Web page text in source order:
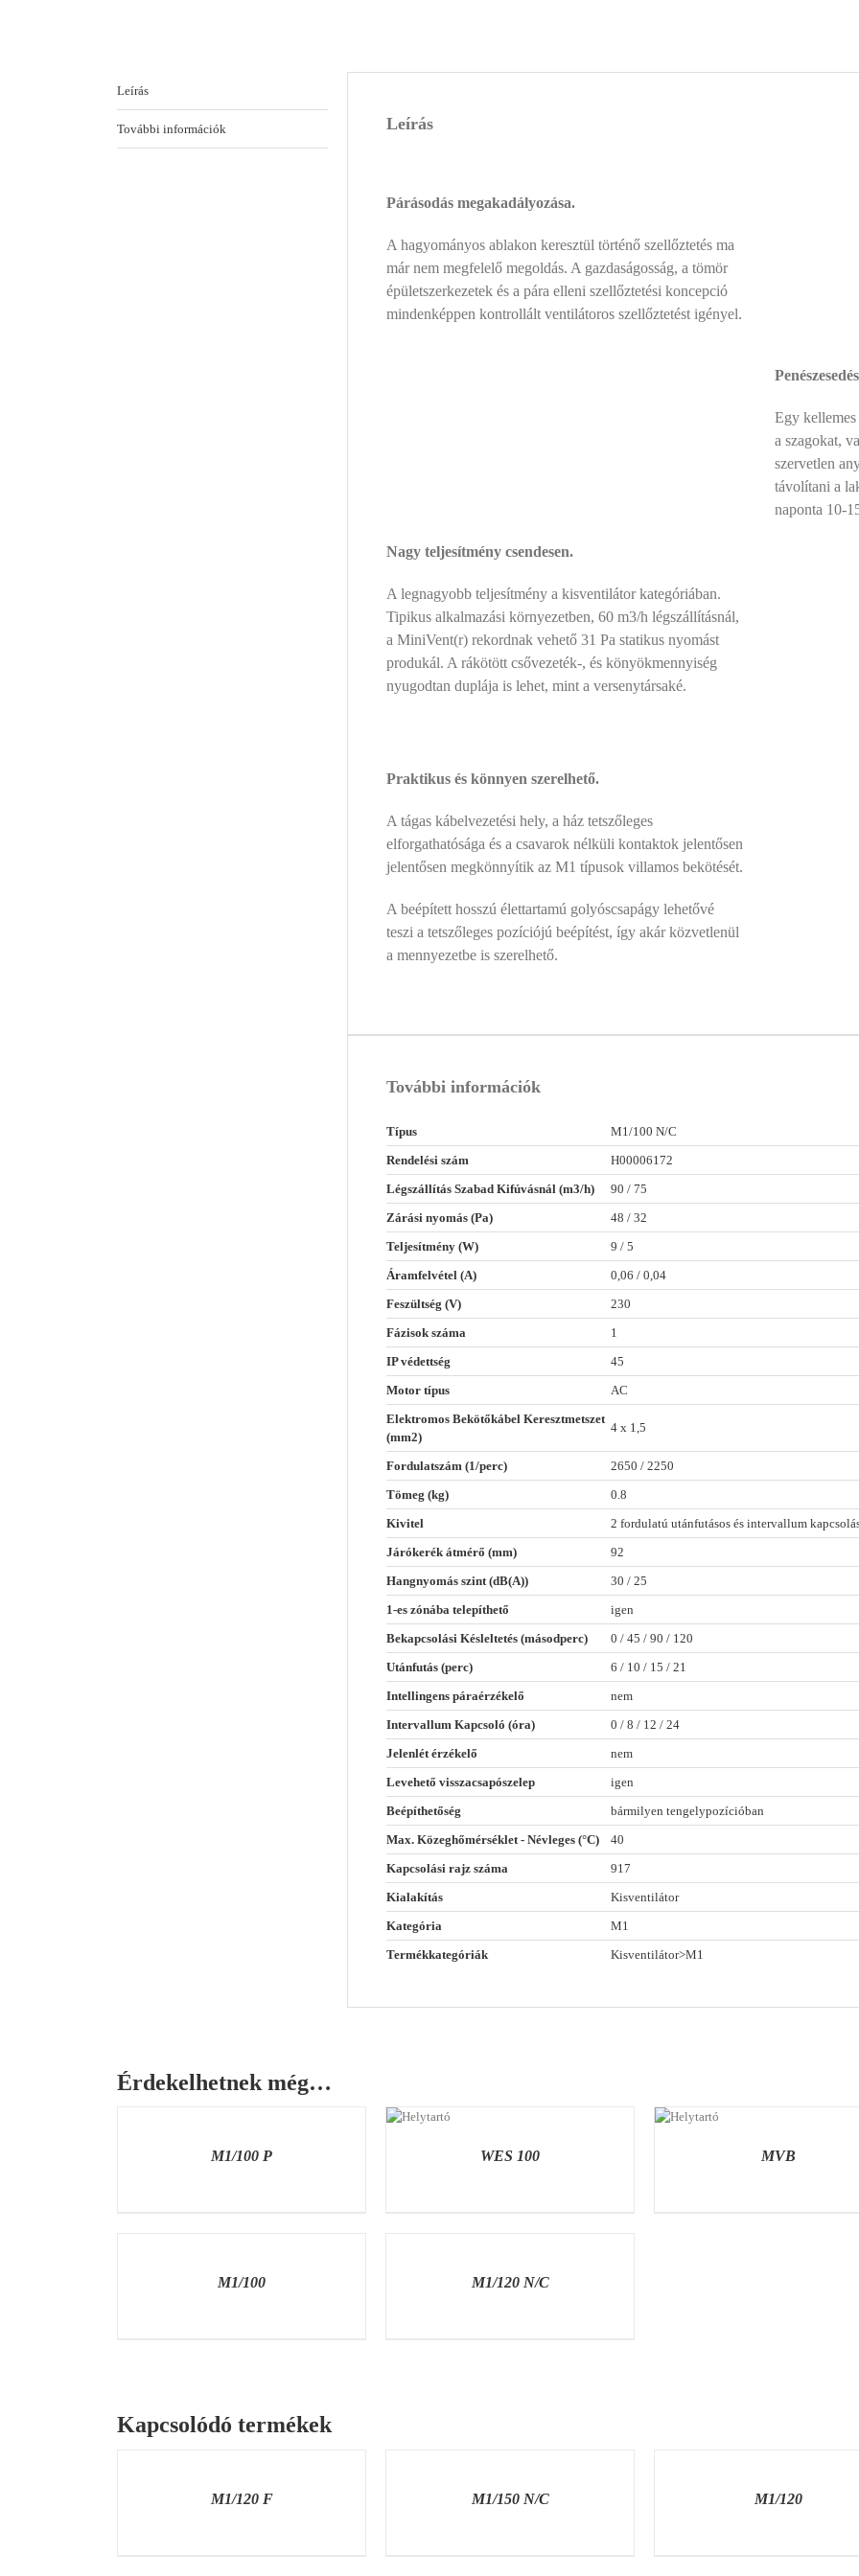
Leírás
További információk Leírás
Párásodás megakadályozása.
A hagyományos ablakon keresztül történő szellőztetés ma
már nem megfelelő megoldás. A gazdaságosság, a tömör
épületszerkezetek és a pára elleni szellőztetési koncepció
mindenképpen kontrollált ventilátoros szellőztetést igényel.
Egy kellemes
a szagokat,
szervetlen
távolítani a
naponta 10-
Nagy teljesítmény csendesen.
A legnagyobb teljesítmény a kisventilátor kategóriában.
Tipikus alkalmazási környezetben, 60 m3/h légszállításnál,
a MiniVent(r) rekordnak vehető 31 Pa statikus nyomást
produkál. A rákötött csővezeték-, és könyökmennyiség
nyugodtan duplája is lehet, mint a versenytársaké.
Praktikus és könnyen szerelhető.
A tágas kábelvezetési hely, a ház tetszőleges
elforgathatósága és a csavarok nélküli kontaktok jelentősen
jelentősen megkönnyítik az M1 típusok villamos bekötését.
A beépített hosszú élettartamú golyóscsapágy lehetővé
teszi a tetszőleges pozíciójú beépítést, így akár közvetlenül
a mennyezetbe is szerelhető.
További információk
Típus
M1/100 N/C
Rendelési szám
H00006172
Légszállítás Szabad Kifúvásnál (m3/h)
90 / 75
Zárási nyomás (Pa)
48 / 32
Teljesítmény (W)
9 / 5
Áramfelvétel (A)
0,06 / 0,04
Feszültség (V)
230
Fázisok száma
1
IP védettség
45
Motor típus
AC
Elektromos Bekötőkábel Keresztmetszet
(mm2)
4 x 1,5
Fordulatszám (1/perc)
2650 / 2250
Tömeg (kg)
0.8
Kivitel
2 fordulatú utánfutásos és intervallum
Járókerék átmérő (mm)
92
Hangnyomás szint (dB(A))
30 / 25
1-es zónába telepíthető
igen
Bekapcsolási Késleltetés (másodperc)
0 / 45 / 90 / 120
Utánfutás (perc)
6 / 10 / 15 / 21
Intellingens páraérzékelő
nem
Intervallum Kapcsoló (óra)
0 / 8 / 12 / 24
Jelenlét érzékelő
nem
Levehető visszacsapószelep
igen
Beépíthetőség
bármilyen tengelypozícióban
Max. Közeghőmérséklet - Névleges (°C)
40
Kapcsolási rajz száma
917
Kialakítás
Kisventilátor
Kategória
M1
Termékkategóriák
Kisventilátor>M1
Érdekelhetnek még…
M1/100 P
RÉSZLETEK
WES 100
RÉSZLETEK
MVB
M1/100 M1/120 N/C
Kapcsolódó termékek
M1/120 F M1/150 N/C M1/120